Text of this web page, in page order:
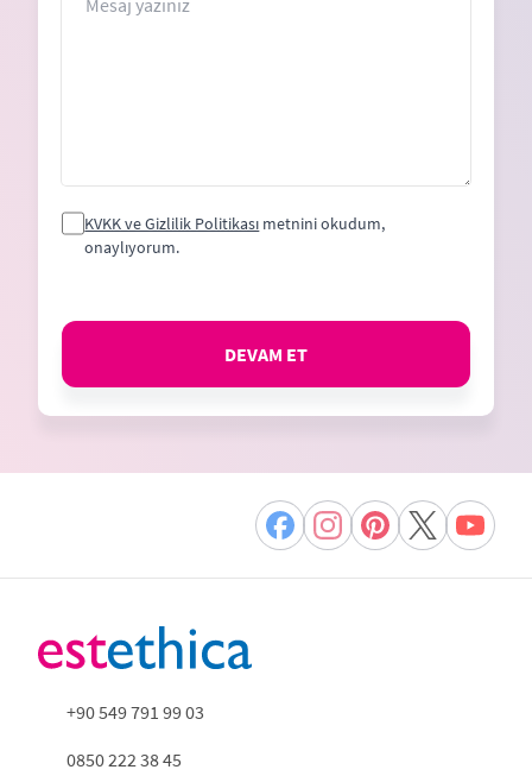
KVKK ve Gizlilik Politikası metnini okudum,
onaylıyorum.
DEVAM ET
+90 549 791 99 03
0850 222 38 45